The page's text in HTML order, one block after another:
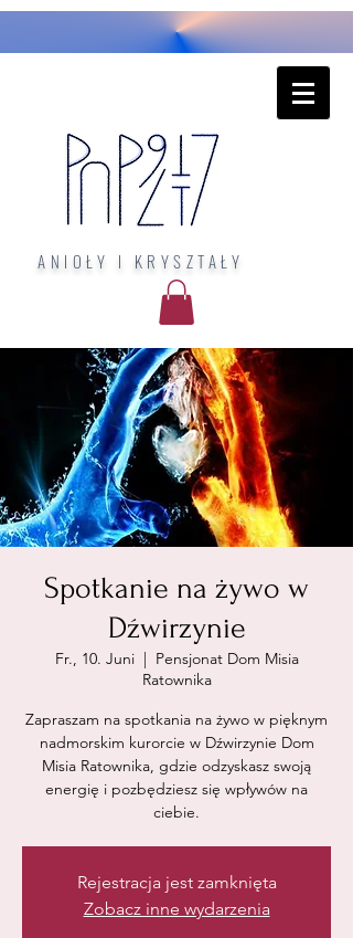
ANIOŁY I KRYSZTAŁY
Spotkanie na żywo w
Dźwirzynie
Fr., 10. Juni
  |
Pensjonat Dom Misia
Ratownika
Zapraszam na spotkania na żywo w pięknym
nadmorskim kurorcie w Dźwirzynie Dom
Misia Ratownika, gdzie odzyskasz swoją
energię i pozbędziesz się wpływów na
ciebie.
Rejestracja jest zamknięta
Zobacz inne wydarzenia